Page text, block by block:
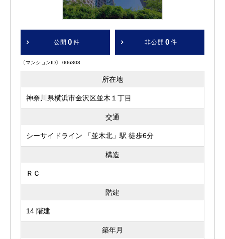
公開 0 件 非公開 0 件
〔マンションID〕 006308
所在地
神奈川県横浜市金沢区並木１丁目
交通
シーサイドライン 「並木北」駅 徒歩6分
構造
ＲＣ
階建
14 階建
築年月